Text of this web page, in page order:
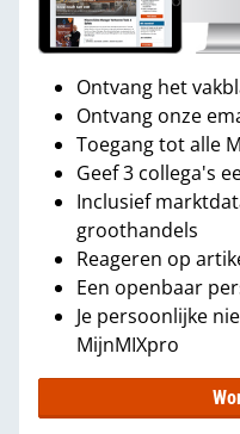
Ontvang het
Ontvang onze
Toegang tot alle
Geef 3 collega's
Inclusief
groothandels
Reageren op
Een openbaar
Je persoonlijke
MijnMIXpro